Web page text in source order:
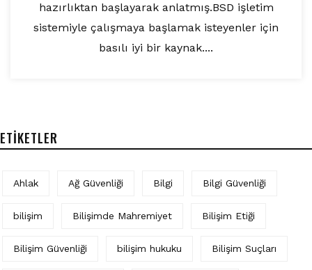
hazırlıktan başlayarak anlatmış.BSD işletim
sistemiyle çalışmaya başlamak isteyenler için
basılı iyi bir kaynak....
ETIKETLER
Ahlak Ağ Güvenliği Bilgi Bilgi Güvenliği
bilişim Bilişimde Mahremiyet Bilişim Etiği
Bilişim Güvenliği bilişim hukuku Bilişim Suçları